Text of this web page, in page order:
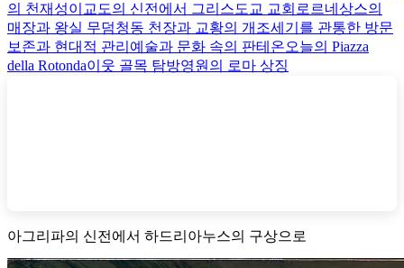
의 천재성이교도의 신전에서 그리스도교 교회로 르네상스의
매장과 왕실 무덤청동 천장과 교황의 개조세기를 관통한 방문
보존과 현대적 관리 예술과 문화 속의 판테온오늘의 Piazza
della Rotonda이웃 골목 탐방영원의 로마 상징
아그리파의 신전에서 하드리아누스의 구상으로